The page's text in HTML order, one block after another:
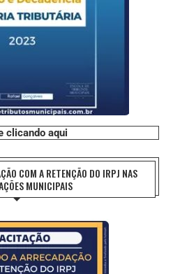
clicando aqui
COM A RETENÇÃO DO IRPJ NAS
MUNICIPAIS